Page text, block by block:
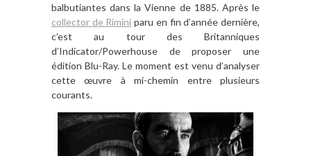
balbutiantes dans la Vienne de 1885. Après le
collector de Rimini paru en fin d’année dernière,
c’est au tour des Britanniques
d’Indicator/Powerhouse de proposer une
édition Blu-Ray. Le moment est venu d’analyser
cette œuvre àmi-chemin entre plusieurs
courants.